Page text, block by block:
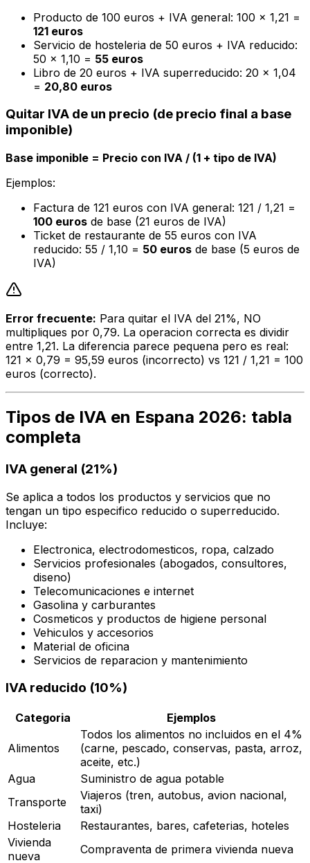
Producto de 100 euros + IVA general: 100 x 1,21 =
121 euros
Servicio de hosteleria de 50 euros + IVA reducido:
50 x 1,10 = 55 euros
Libro de 20 euros + IVA superreducido: 20 x 1,04
= 20,80 euros
Quitar IVA de un precio (de precio final a base
imponible)
Base imponible = Precio con IVA / (1 + tipo de IVA)
Ejemplos:
Factura de 121 euros con IVA general: 121 / 1,21 =
100 euros de base (21 euros de IVA)
Ticket de restaurante de 55 euros con IVA
reducido: 55 / 1,10 = 50 euros de base (5 euros de
IVA)
Error frecuente: Para quitar el IVA del 21%, NO
multipliques por 0,79. La operacion correcta es dividir
entre 1,21. La diferencia parece pequena pero es real:
121 x 0,79 = 95,59 euros (incorrecto) vs 121 / 1,21 = 100
euros (correcto).
Tipos de IVA en Espana 2026: tabla
completa
IVA general (21%)
Se aplica a todos los productos y servicios que no
tengan un tipo especifico reducido o superreducido.
Incluye:
Electronica, electrodomesticos, ropa, calzado
Servicios profesionales (abogados, consultores,
diseno)
Telecomunicaciones e internet
Gasolina y carburantes
Cosmeticos y productos de higiene personal
Vehiculos y accesorios
Material de oficina
Servicios de reparacion y mantenimiento
IVA reducido (10%)
Categoria Ejemplos
Alimentos
Todos los alimentos no incluidos en el 4%
(carne, pescado, conservas, pasta, arroz,
aceite, etc.)
Agua
Suministro de agua potable
Transporte
Viajeros (tren, autobus, avion nacional,
taxi)
Hosteleria
Restaurantes, bares, cafeterias, hoteles
Vivienda
nueva
Compraventa de primera vivienda nueva